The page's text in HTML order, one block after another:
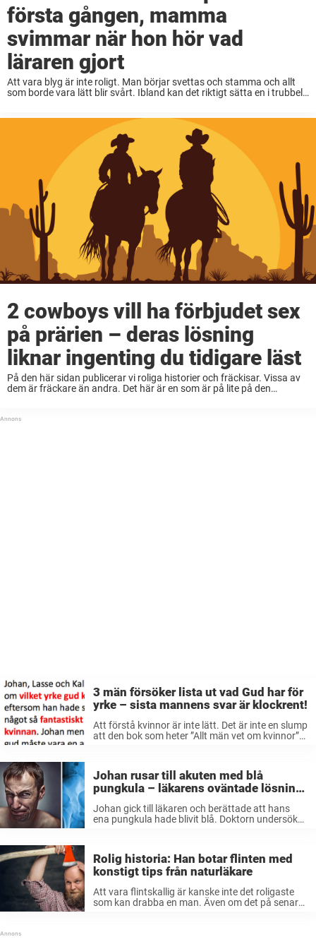
första gången, mamma
svimmar när hon hör vad
läraren gjort
Att vara blyg är inte roligt. Man börjar svettas och stamma och allt
som borde vara lätt blir svårt. Ibland kan det riktigt sätta en i trubbel,
2 cowboys vill ha förbjudet sex
på prärien – deras lösning
liknar ingenting du tidigare läst
På den här sidan publicerar vi roliga historier och fräckisar. Vissa av
dem är fräckare än andra. Det här är en som är på lite på den
3 män försöker lista ut vad Gud har för
yrke – sista mannens svar är klockrent!
Att förstå kvinnor är inte lätt. Det är inte en slump
att den bok som heter ”Allt män vet om kvinnor”
Johan rusar till akuten med blå
pungkula – läkarens oväntade lösning
Johan gick till läkaren och berättade att hans
ena pungkula hade blivit blå. Doktorn undersöker
Rolig historia: Han botar flinten med
konstigt tips från naturläkare
Att vara flintskallig är kanske inte det roligaste
som kan drabba en man. Även om det på senare